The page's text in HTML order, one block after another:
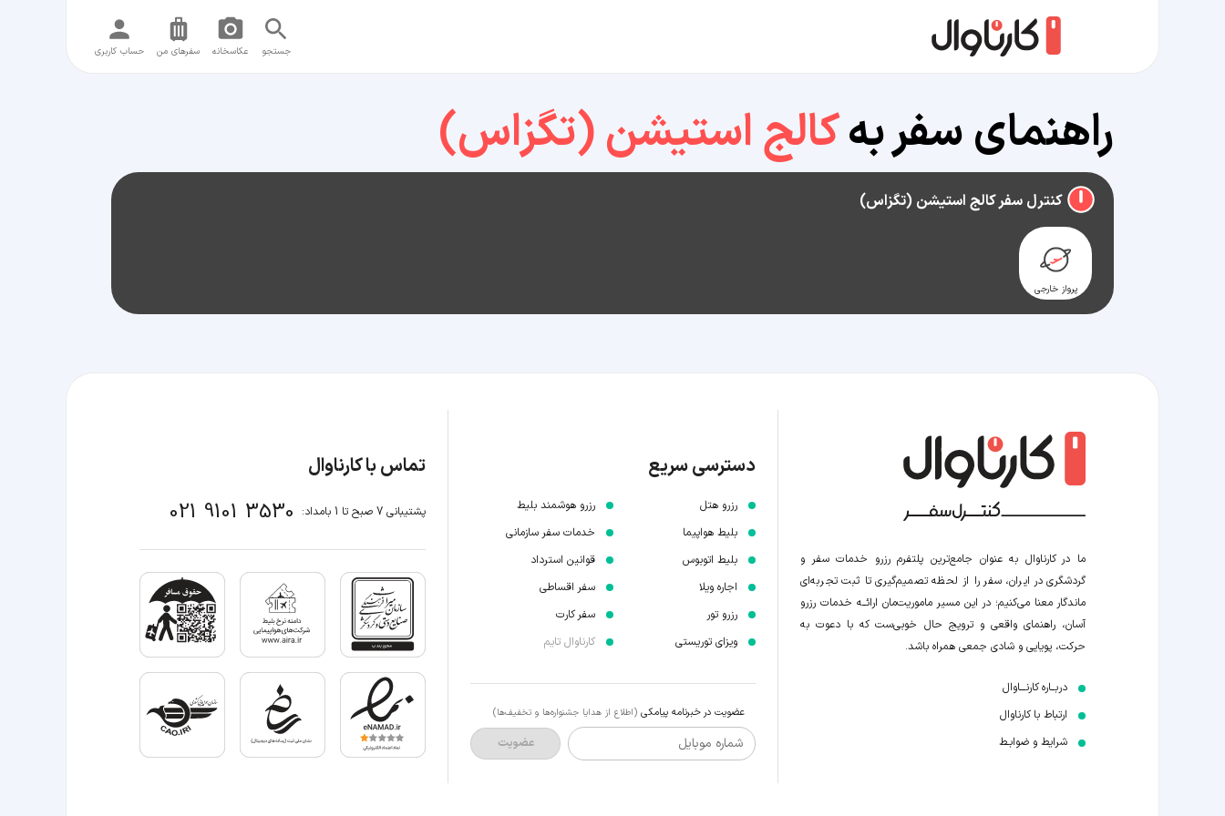
جستجو عکاسخانه سفر‌های من حساب کاربری
راهنمای سفر بهکالج استیشن (تگزاس)
کنترل سفر کالج استیشن (تگزاس)
پرواز خارجی
ما در کارناوال به عنوان جامع‌ترین پلتفرم رزرو خدمات سفر و
گردشگری در ایران، سفر را از لحظه‌ تصمیم‌گیری تا ثبت تجربه‌ای
ماندگار معنا می‌کنیم؛ در این مسیر‍ ماموریت‌مان اراﺋــﻪ خدمات رزرو
آسان، راهنمای واقعی و ترویج حال خوبی‌ست که با دعوت به
حرکت، پویایی و شادی جمعی همراه باشد.
دربــاره کارنـــاوال
ارتباط با کارناوال
شرایط و ضوابـط
دسترسی سریع
رزرو هتل
بلیط هواپیما
بلیط اتوبوس
اجاره ویلا
رزرو تور
ویزای توریستی
رزرو هوشمند بلیط
خدمات سفر سازمانی
قوانین استرداد
سفر اقساطی
سفر کارت
کارناوال تایم
عضویت در خبرنامه پیامکی (اطلاع از هدایا جشنواره‌ها و تخفیف‌ها)
شماره موبایل عضویت
تماس با کارناوال
پشتیبانی 7 صبح تا 1 بامداد: 021 9101 3530